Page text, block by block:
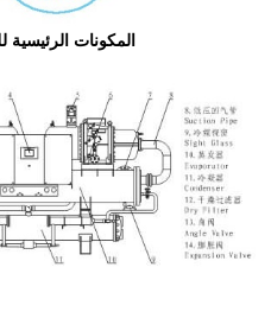
المكونات الرئيسية